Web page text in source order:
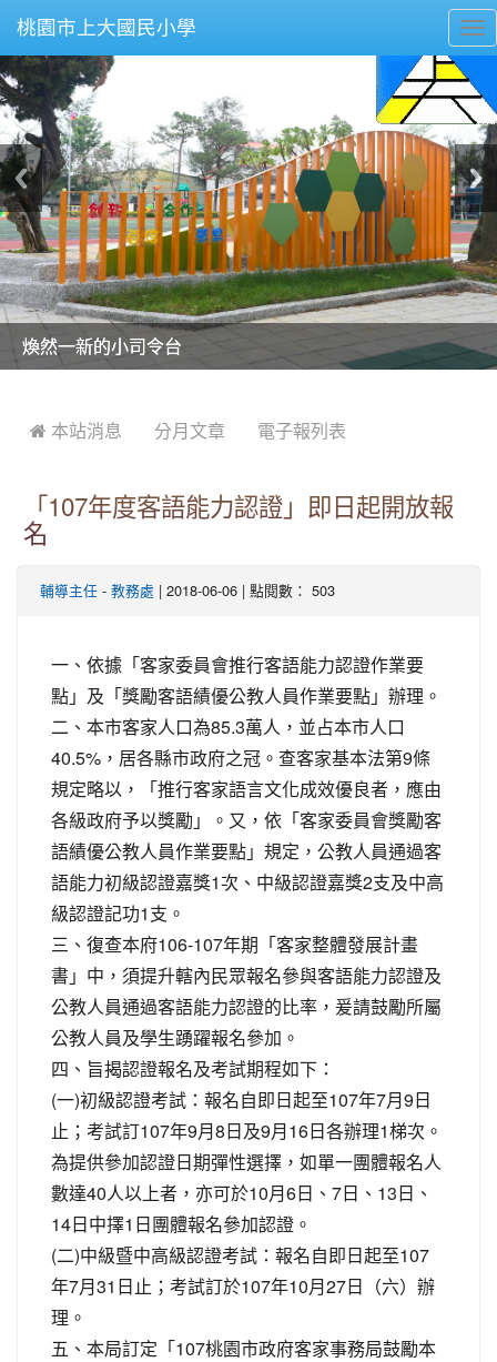
桃園市上大國民小學
美麗的操場是我們活力的來源
美麗的操場是我們活力的來源
煥然一新的小司令台
煥然一新的小司令台
富含桃園埤塘田園風光意象的中廊
富含桃園埤塘田園風光意象的中廊
嶄新的中庭廣場
嶄新的中庭廣場
水生池生生不息
水生池生生不息
 本站消息 分月文章 電子報列表
「107年度客語能力認證」即日起開放報
名
輔導主任 - 教務處 | 2018-06-06 | 點閱數： 503
一、依據「客家委員會推行客語能力認證作業要
點」及「獎勵客語績優公教人員作業要點」辦理。
二、本市客家人口為85.3萬人，並占本市人口
40.5%，居各縣市政府之冠。查客家基本法第9條
規定略以，「推行客家語言文化成效優良者，應由
各級政府予以獎勵」。又，依「客家委員會獎勵客
語績優公教人員作業要點」規定，公教人員通過客
語能力初級認證嘉獎1次、中級認證嘉獎2支及中高
級認證記功1支。
三、復查本府106-107年期「客家整體發展計畫
書」中，須提升轄內民眾報名參與客語能力認證及
公教人員通過客語能力認證的比率，爰請鼓勵所屬
公教人員及學生踴躍報名參加。
四、旨揭認證報名及考試期程如下：
(一)初級認證考試：報名自即日起至107年7月9日
止；考試訂107年9月8日及9月16日各辦理1梯次。
為提供參加認證日期彈性選擇，如單一團體報名人
數達40人以上者，亦可於10月6日、7日、13日、
14日中擇1日團體報名參加認證。
(二)中級暨中高級認證考試：報名自即日起至107
年7月31日止；考試訂於107年10月27日（六）辦
理。
五、本局訂定「107桃園市政府客家事務局鼓勵本